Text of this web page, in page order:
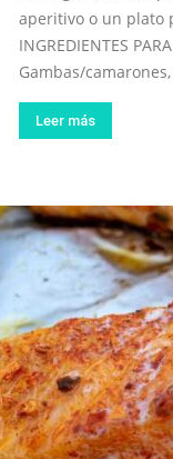
aperitivo o un plato
INGREDIENTES
Gambas/
Leer más